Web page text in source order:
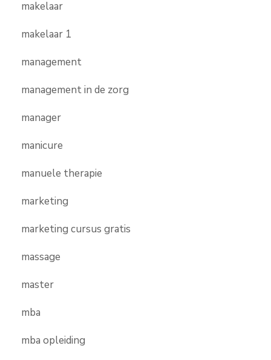
makelaar
makelaar 1
management
management in de zorg
manager
manicure
manuele therapie
marketing
marketing cursus gratis
massage
master
mba
mba opleiding